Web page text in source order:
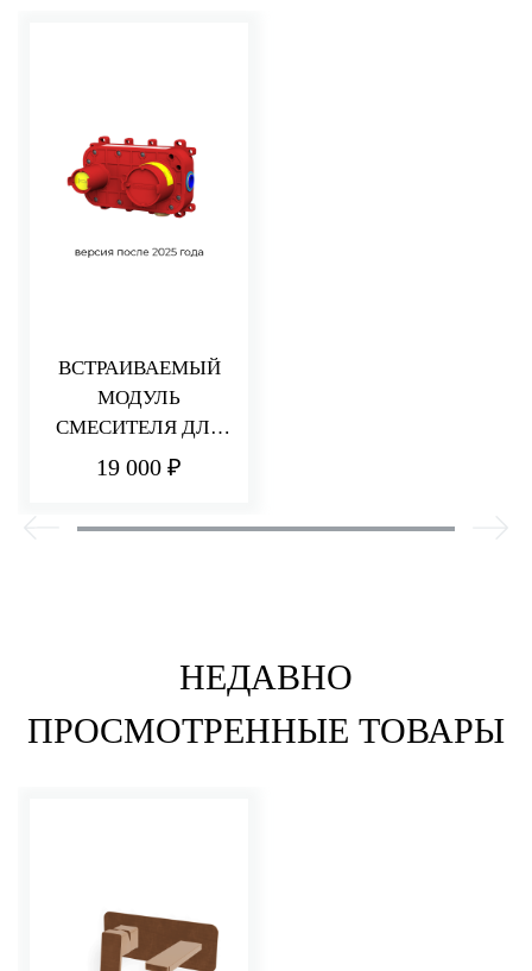
ВСТРАИВАЕМЫЙ
МОДУЛЬ
СМЕСИТЕЛЯ ДЛЯ
РАКОВИНЫ/ДУША
19 000 ₽
НЕДАВНО
ПРОСМОТРЕННЫЕ ТОВАРЫ